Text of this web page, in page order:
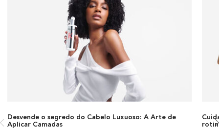
Desvende o segredo do Cabelo Luxuoso: A Arte de
Aplicar Camadas